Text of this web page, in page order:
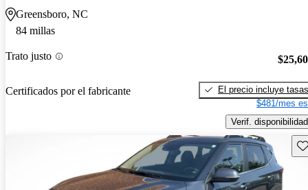
Greensboro, NC
84 millas
Trato justo
Certificados por el fabricante
El precio incluye tasas
$481/mes
Verif. disponibilidad